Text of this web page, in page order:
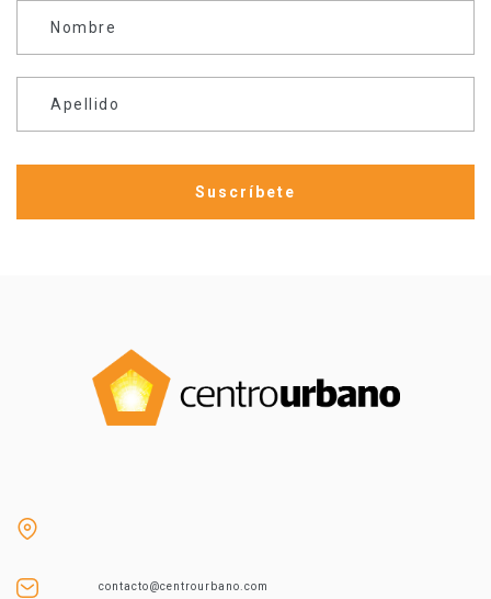
Nombre
Apellido
contacto@centrourbano.com